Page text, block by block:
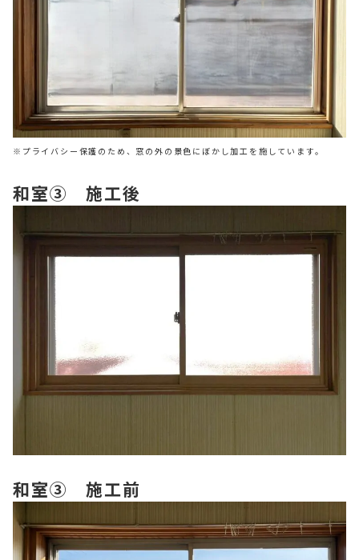
※プライバシー保護のため、窓の外の景色にぼかし加工を施しています。
和室③ 施工後
和室③ 施工前